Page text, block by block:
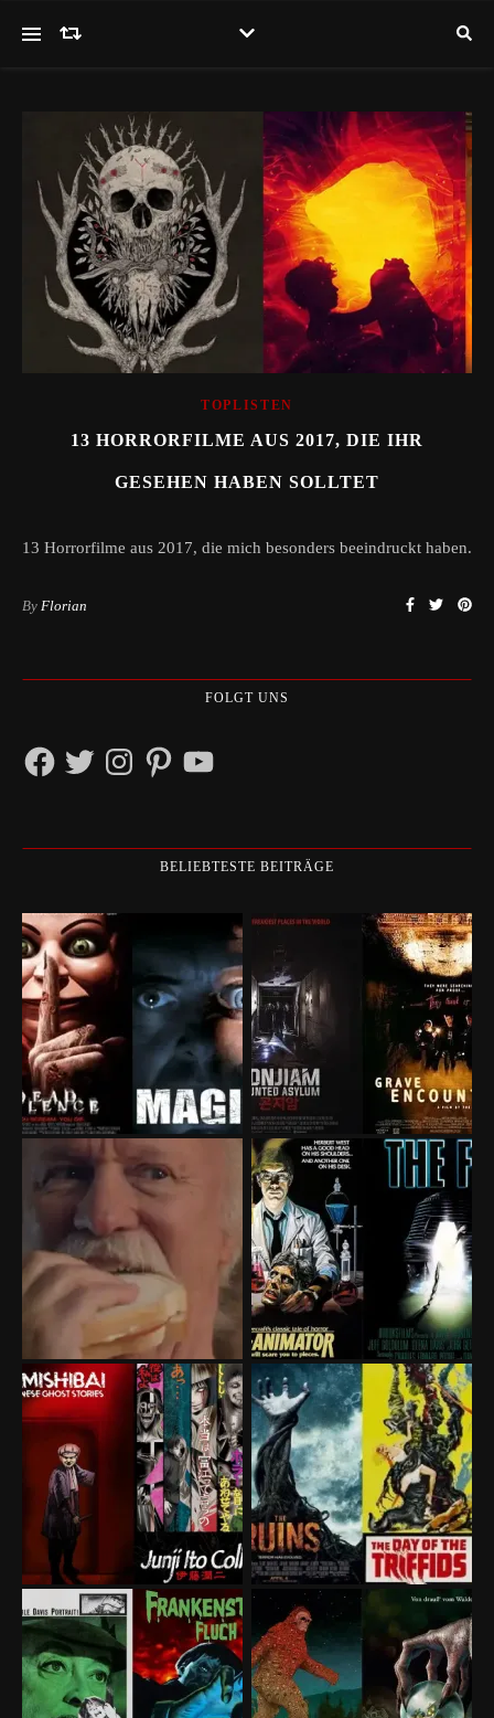
TOPLISTEN
13 HORRORFILME AUS 2017, DIE IHR
GESEHEN HABEN SOLLTET
13 Horrorfilme aus 2017, die mich besonders beeindruckt haben.
By Florian
FOLGT UNS
FacebookTwitterInstagramPinterestYouTube
BELIEBTESTE BEITRÄGE